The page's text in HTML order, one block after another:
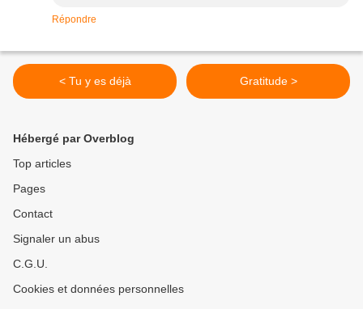
Répondre
< Tu y es déjà Gratitude >
Hébergé par Overblog
Top articles
Pages
Contact
Signaler un abus
C.G.U.
Cookies et données personnelles